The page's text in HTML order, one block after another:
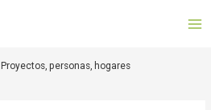
Proyectos, personas, hogares